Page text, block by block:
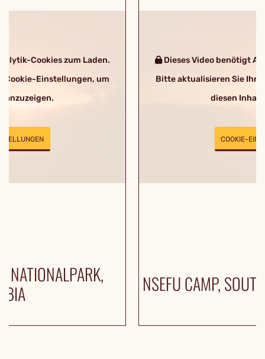
Cookies zum Laden.
Cookie-Einstellungen, um
anzuzeigen.
NATIONALPARK,
Dieses Video benötigt
Bitte aktualisieren Sie
diesen Inhalt
COOKIE-
NSEFU CAMP,